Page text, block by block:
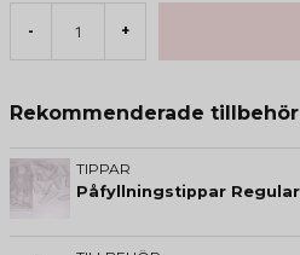
- +
Rekommenderade tillbehör
TIPPAR